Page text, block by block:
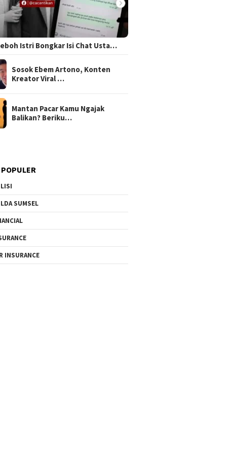
Istri Bongkar Isi Chat Usta…
Sosok Ebem Artono, Konten
Kreator Viral …
Mantan Pacar Kamu Ngajak
Balikan? Beriku…
SUMSEL
INSURANCE